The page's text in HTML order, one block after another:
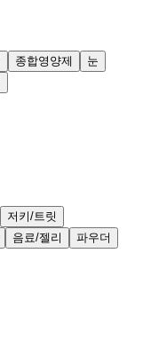
종합영양제
눈
저키/트릿
음료/젤리 파우더